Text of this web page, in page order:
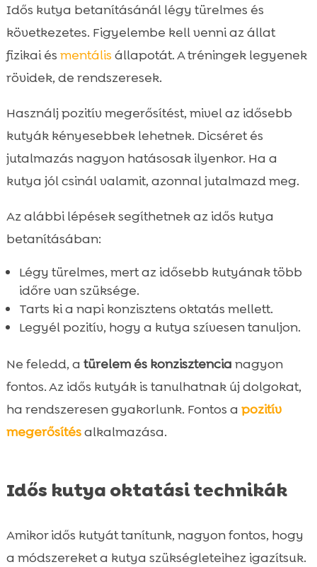
Idős kutya betanításánál légy türelmes és
következetes. Figyelembe kell venni az állat
fizikai és mentális állapotát. A tréningek legyenek
rövidek, de rendszeresek.
Használj pozitív megerősítést, mivel az idősebb
kutyák kényesebbek lehetnek. Dicséret és
jutalmazás nagyon hatásosak ilyenkor. Ha a
kutya jól csinál valamit, azonnal jutalmazd meg.
Az alábbi lépések segíthetnek az idős kutya
betanításában:
Légy türelmes, mert az idősebb kutyának több
időre van szüksége.
Tarts ki a napi konzisztens oktatás mellett.
Legyél pozitív, hogy a kutya szívesen tanuljon.
Ne feledd, a türelem és konzisztencia nagyon
fontos. Az idős kutyák is tanulhatnak új dolgokat,
ha rendszeresen gyakorlunk. Fontos a pozitív
megerősítésalkalmazása.
Idős kutya oktatási technikák
Amikor idős kutyát tanítunk, nagyon fontos, hogy
a módszereket a kutya szükségleteihez igazítsuk.